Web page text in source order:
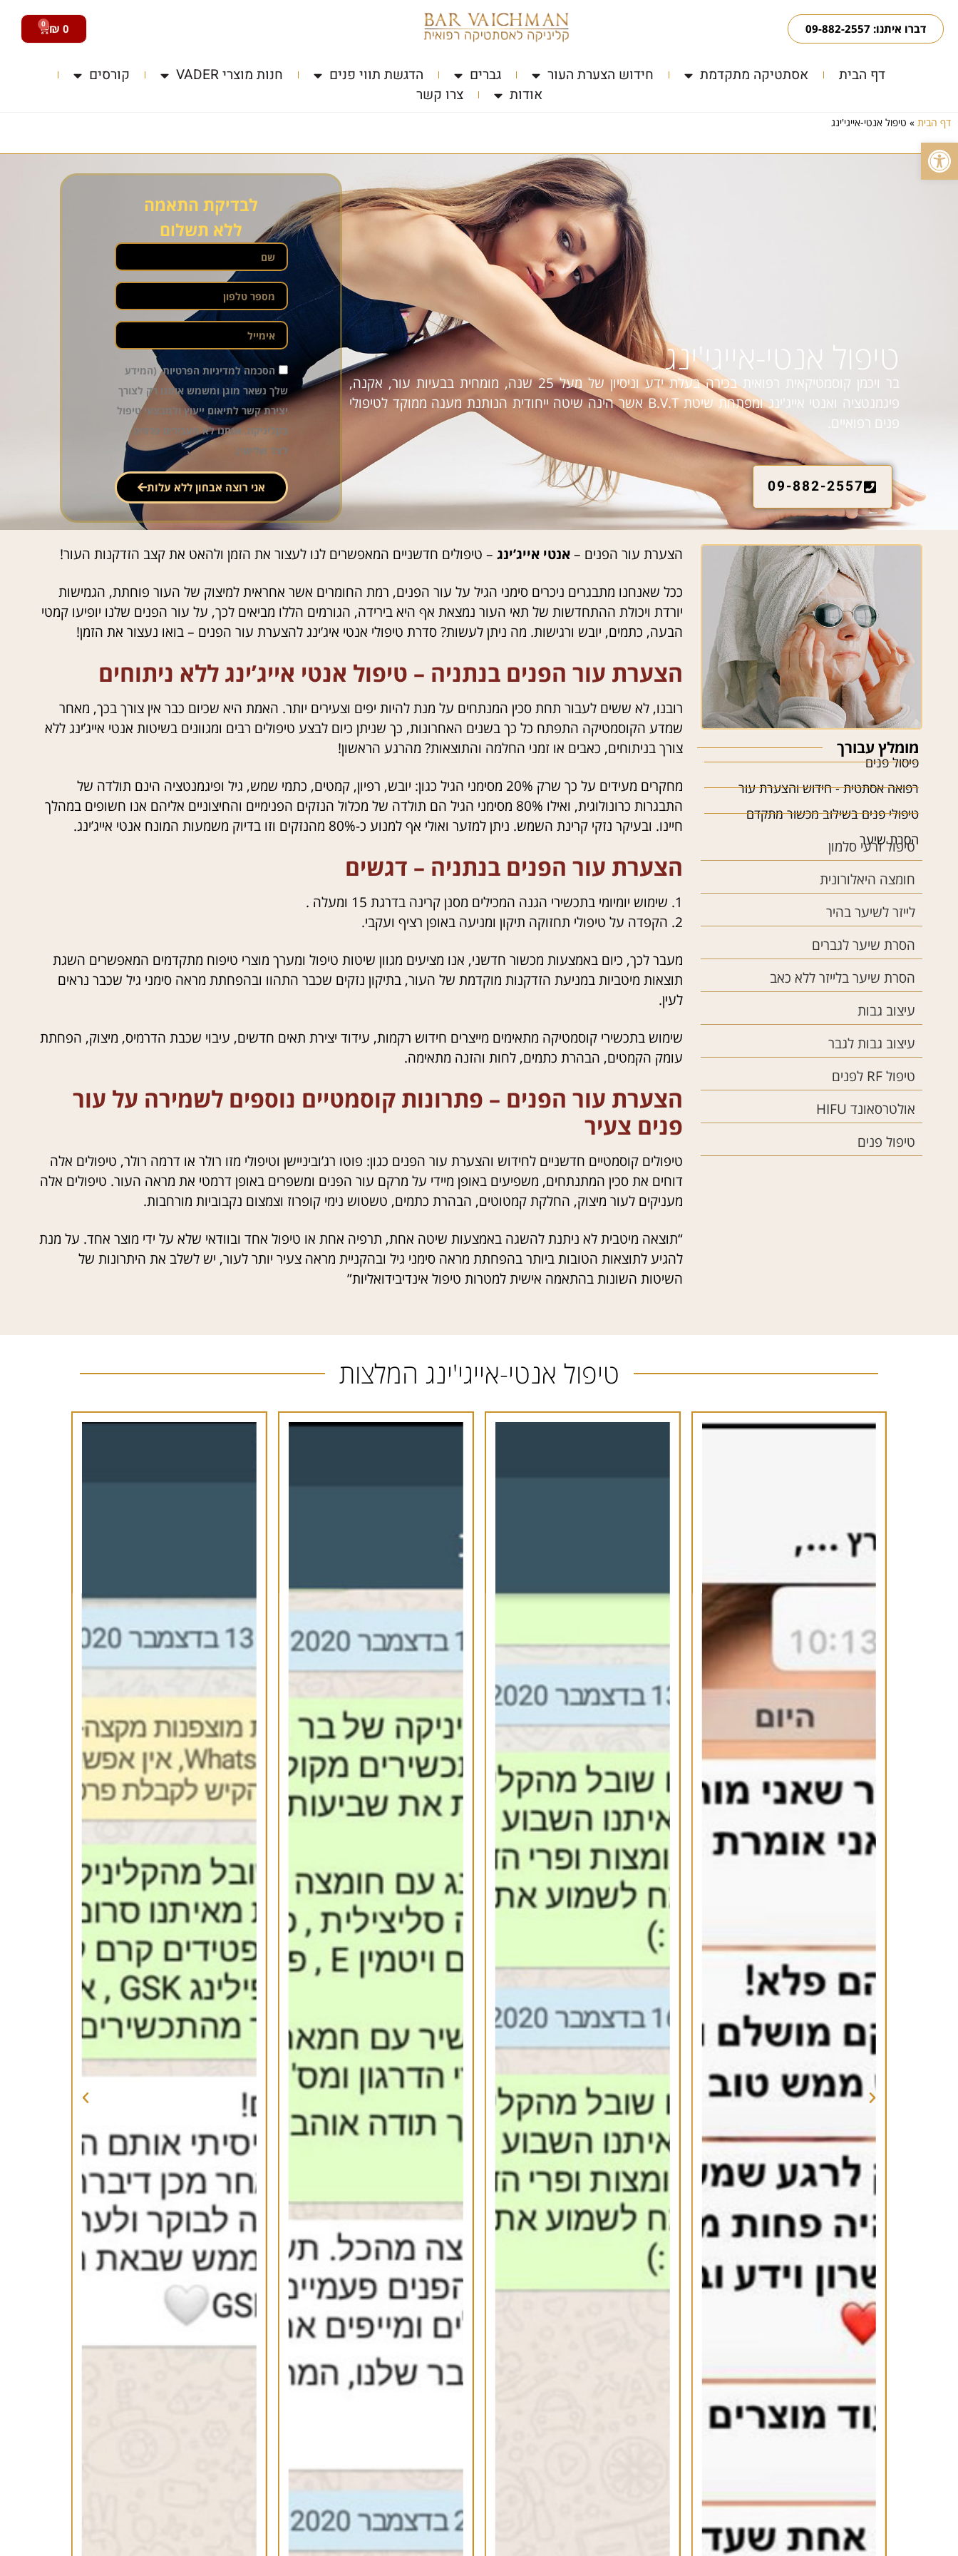
פתח סרגל נגישות
דברו איתנו: 09-882-2557 ₪ 0
0
דף הבית אסתטיקה מתקדמת חידוש הצערת העור גברים הדגשת תווי פנים חנות מוצרי VADER
קורסים
אודות
צרו קשר
דף הבית » טיפול אנטי-אייגי'ינג
טיפול אנטי-אייגי'ינג
בר ויכמן קוסמטיקאית רפואית בכירה בעלת ידע וניסיון של מעל 25 שנה, מומחית בבעיות עור, אקנה,
פיגמנטציה ואנטי אייג'ינג ומפתחת שיטת B.V.T אשר הינה שיטה ייחודית הנותנת מענה ממוקד לטיפולי
פנים רפואיים.
09-882-2557
לבדיקת התאמה
ללא תשלום
הסכמה למדיניות הפרטיות. (המידע
שלך נשאר מוגן ומשמש אותנו רק לצורך
יצירת קשר לתיאום ייעוץ ולמבצעי טיפול
בקליניקה. אנחנו לא מעבירים פרטים
לצד שלישי).
אני רוצה אבחון ללא עלות
מומלץ עבורך
פיסול פנים
רפואה אסתטית - חידוש והצערת עור
טיפולי פנים בשילוב מכשור מתקדם
הסרת שיער
טיפול זרעי סלמון
חומצה היאלורונית
לייזר לשיער בהיר
הסרת שיער לגברים
הסרת שיער בלייזר ללא כאב
עיצוב גבות
עיצוב גבות לגבר
טיפול RF לפנים
אולטרסאונד HIFU
טיפול פנים
הצערת עור הפנים –אנטי אייג’ינג – טיפולים חדשניים המאפשרים לנו לעצור את הזמן ולהאט את קצב הזדקנות העור!
ככל שאנחנו מתבגרים ניכרים סימני הגיל על עור הפנים, רמת החומרים אשר אחראית למיצוק של העור פוחתת, הגמישות
יורדת ויכולת ההתחדשות של תאי העור נמצאת אף היא בירידה, הגורמים הללו מביאים לכך, על עור הפנים שלנו יופיעו קמטי
הבעה, כתמים, יובש ורגישות. מה ניתן לעשות? סדרת טיפולי אנטי איג’ינג להצערת עור הפנים – בואו נעצור את הזמן!
הצערת עור הפנים בנתניה – טיפול אנטי אייג’ינג ללא ניתוחים
רובנו, לא ששים לעבור תחת סכין המנתחים על מנת להיות יפים וצעירים יותר. האמת היא שכיום כבר אין צורך בכך, מאחר
שמדע הקוסמטיקה התפתח כל כך בשנים האחרונות, כך שניתן כיום לבצע טיפולים רבים ומגוונים בשיטות אנטי אייג’ינג ללא
צורך בניתוחים, כאבים או זמני החלמה והתוצאות? מהרגע הראשון!
מחקרים מעידים על כך שרק 20% מסימני הגיל כגון: יובש, רפיון, קמטים, כתמי שמש, גיל ופיגמנטציה הינם תולדה של
התבגרות כרונולוגית, ואילו 80% מסימני הגיל הם תולדה של מכלול הנזקים הפנימיים והחיצוניים אליהם אנו חשופים במהלך
חיינו. ובעיקר נזקי קרינת השמש. ניתן למזער ואולי אף למנוע כ-80% מהנזקים וזו בדיוק משמעות המונח אנטי אייג’ינג.
הצערת עור הפנים בנתניה – דגשים
1. שימוש יומיומי בתכשירי הגנה המכילים מסנן קרינה בדרגת 15 ומעלה .
2. הקפדה על טיפולי תחזוקה תיקון ומניעה באופן רציף ועקבי.
מעבר לכך, כיום באמצעות מכשור חדשני, אנו מציעים מגוון שיטות טיפול ומערך מוצרי טיפוח מתקדמים המאפשרים השגת
תוצאות מיטביות במניעת הזדקנות מוקדמת של העור, בתיקון נזקים שכבר התהוו ובהפחתת מראה סימני גיל שכבר נראים
לעין.
שימוש בתכשירי קוסמטיקה מתאימים מייצרים חידוש רקמות, עידוד יצירת תאים חדשים, עיבוי שכבת הדרמיס, מיצוק, הפחתת
עומק הקמטים, הבהרת כתמים, לחות והזנה מתאימה.
הצערת עור הפנים – פתרונות קוסמטיים נוספים לשמירה על עור
פנים צעיר
טיפולים קוסמטיים חדשניים לחידוש והצערת עור הפנים כגון: פוטו רג’וביניישן וטיפולי מזו רולר או דרמה רולר, טיפולים אלה
דוחים את סכין המתנתחים, משפיעים באופן מיידי על מרקם עור הפנים ומשפרים באופן דרמטי את מראה העור. טיפולים אלה
מעניקים לעור מיצוק, החלקת קמטוטים, הבהרת כתמים, טשטוש נימי קופרוז וצמצום נקבוביות מורחבות.
“תוצאה מיטבית לא ניתנת להשגה באמצעות שיטה אחת, תרפיה אחת או טיפול אחד ובוודאי שלא על ידי מוצר אחד. על מנת
להגיע לתוצאות הטובות ביותר בהפחתת מראה סימני גיל ובהקניית מראה צעיר יותר לעור, יש לשלב את היתרונות של
השיטות השונות בהתאמה אישית למטרות טיפול אינדיבידואליות”
טיפול אנטי-אייגי'ינג המלצות